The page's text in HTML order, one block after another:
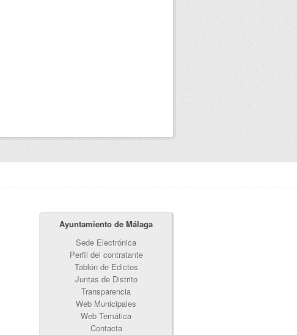
Ayuntamiento de Málaga
Sede Electrónica
Perfil del contratante
Tablón de Edictos
Juntas de Distrito
Transparencia
Web Municipales
Web Temática
Contacta